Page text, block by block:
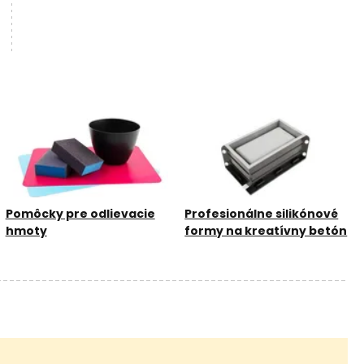
Pomôcky pre odlievacie
hmoty
Profesionálne silikónové
formy na kreatívny betón